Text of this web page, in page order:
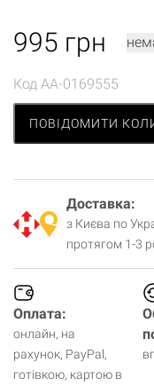
995 грн
Код AA-0169555
ПОВІДОМИТИ
Доставка:
з Києва по
протягом 1-3
Оплата:
онлайн, на
рахунок, PayPal,
готівкою, картою в